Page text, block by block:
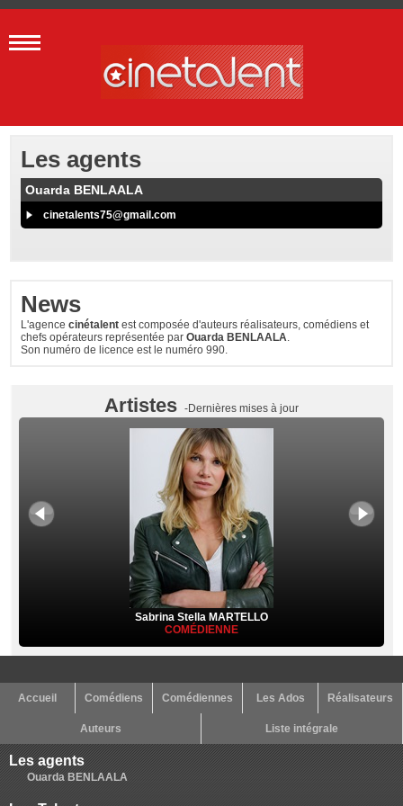
News
L'agencecinétalent est composée d'auteurs réalisateurs, comédiens et
chefs opérateurs représentée parOuarda BENLAALA.
Son numéro de licence est le numéro 990.
Les agents
Ouarda BENLAALA
cinetalents75@gmail.com
Artistes -Dernières mises à jour
Sabrina Stella MARTELLO
COMÉDIENNE
Accueil Comédiens Comédiennes Les Ados Réalisateurs
Auteurs Liste intégrale
Les agents
Ouarda BENLAALA